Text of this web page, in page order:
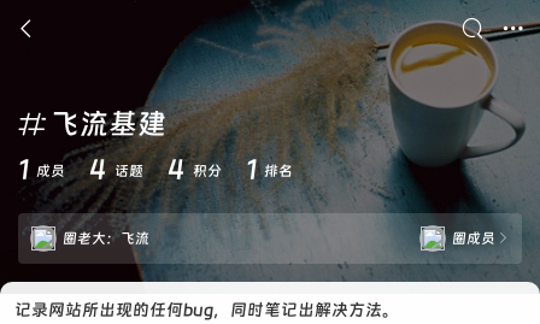
 

 飞流基建
1 成员 4 话题 4 积分 1 排名
圈老大：飞流 圈成员 
记录网站所出现的任何bug，同时笔记出解决方法。